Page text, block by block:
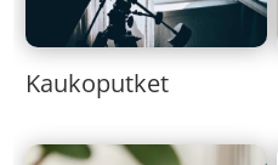
Kaukoputket